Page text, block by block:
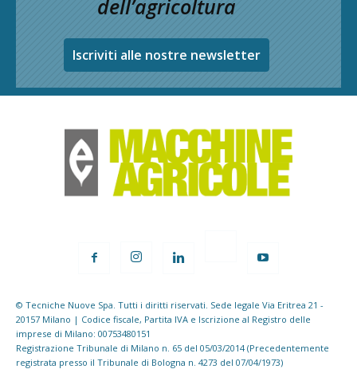
dell’agricoltura
Iscriviti alle nostre newsletter
© Tecniche Nuove Spa. Tutti i diritti riservati. Sede legale Via Eritrea 21 -
20157 Milano | Codice fiscale, Partita IVA e Iscrizione al Registro delle
imprese di Milano: 00753480151
Registrazione Tribunale di Milano n. 65 del 05/03/2014 (Precedentemente
registrata presso il Tribunale di Bologna n. 4273 del 07/04/1973)